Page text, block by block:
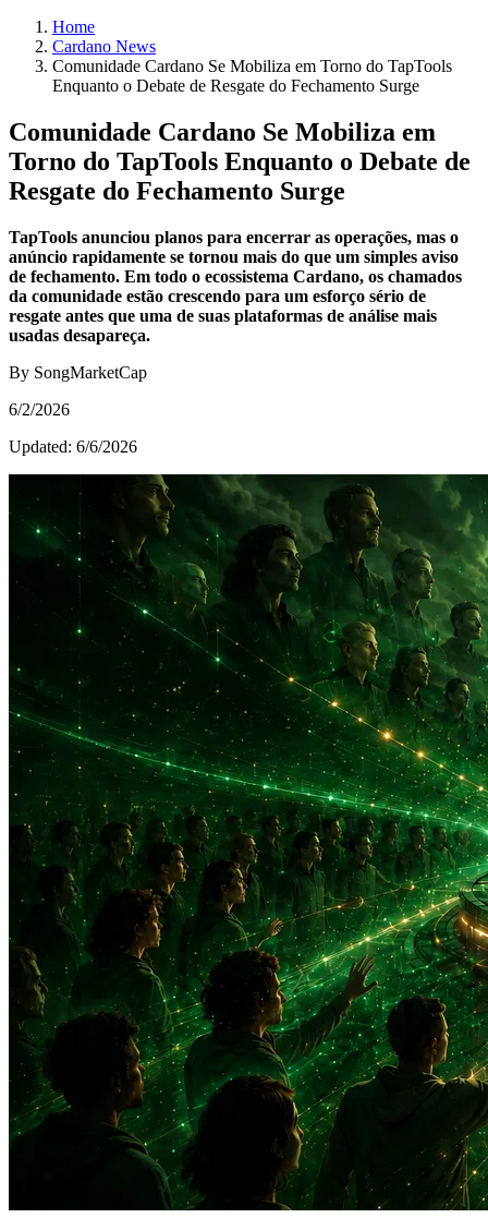
Home
Cardano News
Comunidade Cardano Se Mobiliza em Torno do TapTools
Enquanto o Debate de Resgate do Fechamento Surge
Comunidade Cardano Se Mobiliza em
Torno do TapTools Enquanto o Debate de
Resgate do Fechamento Surge
TapTools anunciou planos para encerrar as operações, mas o
anúncio rapidamente se tornou mais do que um simples aviso
de fechamento. Em todo o ecossistema Cardano, os chamados
da comunidade estão crescendo para um esforço sério de
resgate antes que uma de suas plataformas de análise mais
usadas desapareça.
By SongMarketCap
6/2/2026
Updated: 6/6/2026